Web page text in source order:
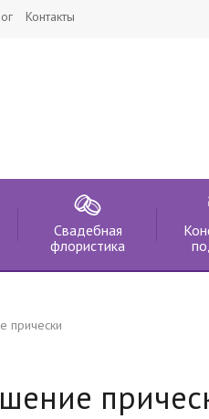
Контакты
Свадебная
флористика
прически